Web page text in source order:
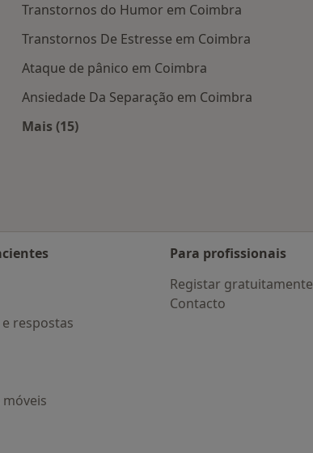
Transtornos do Humor em Coimbra
Transtornos De Estresse em Coimbra
Ataque de pânico em Coimbra
Ansiedade Da Separação em Coimbra
Mais (15)
respostas
Para profissionais
Registar gratuitamente
Contacto